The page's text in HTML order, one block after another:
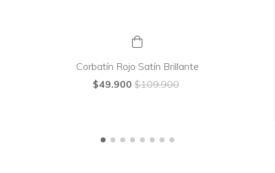
Corbatín Rojo Satín Brillante
$49.900$109.900